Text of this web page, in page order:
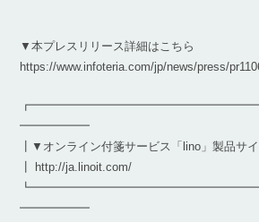
▼本プレスリリース詳細はこちら
https://www.infoteria.com/jp/news/press/
━━━━━━
┃▼オンライン付箋サービス「lino」製品サ
┃ http://ja.linoit.com/
━━━━━━